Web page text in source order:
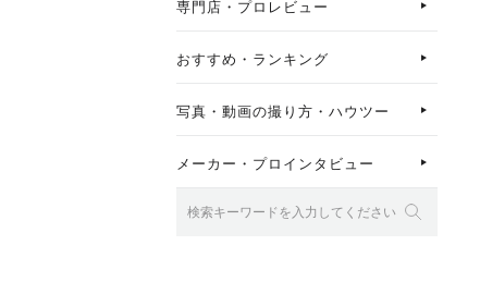
専門店・プロレビュー
おすすめ・ランキング
写真・動画の撮り方・ハウツー
メーカー・プロインタビュー